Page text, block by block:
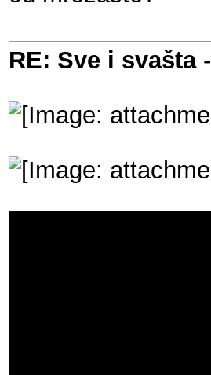
RE: Sve i svašta-